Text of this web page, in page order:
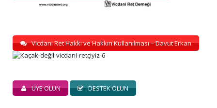
Vicdani Ret Hakkı ve Hakkın Kullanılması – Davut Erkan
ÜYE OLUN DESTEK OLUN